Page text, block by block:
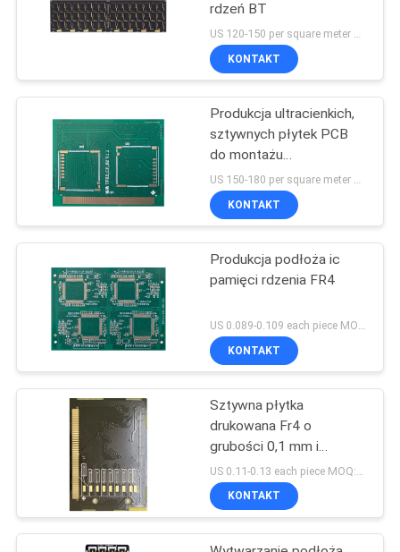
SITEMAP
PRIVACY
POLICYCzujniki Substrat
3
Podłoże modułu RF
Podłoże pamięci
21
rdzeń BT
US 120-150 per square meter MOQ:1 metr kwadratowy
KONTAKT
Produkcja ultracienkich,
sztywnych płytek PCB
do montażu
mikroelektroniki
KONTAKT
Produkcja podłoża ic
pamięci rdzenia FR4
KONTAKT
Sztywna płytka
drukowana Fr4 o
grubości 0,1 mm i
grubości 0,4 mm
KONTAKT